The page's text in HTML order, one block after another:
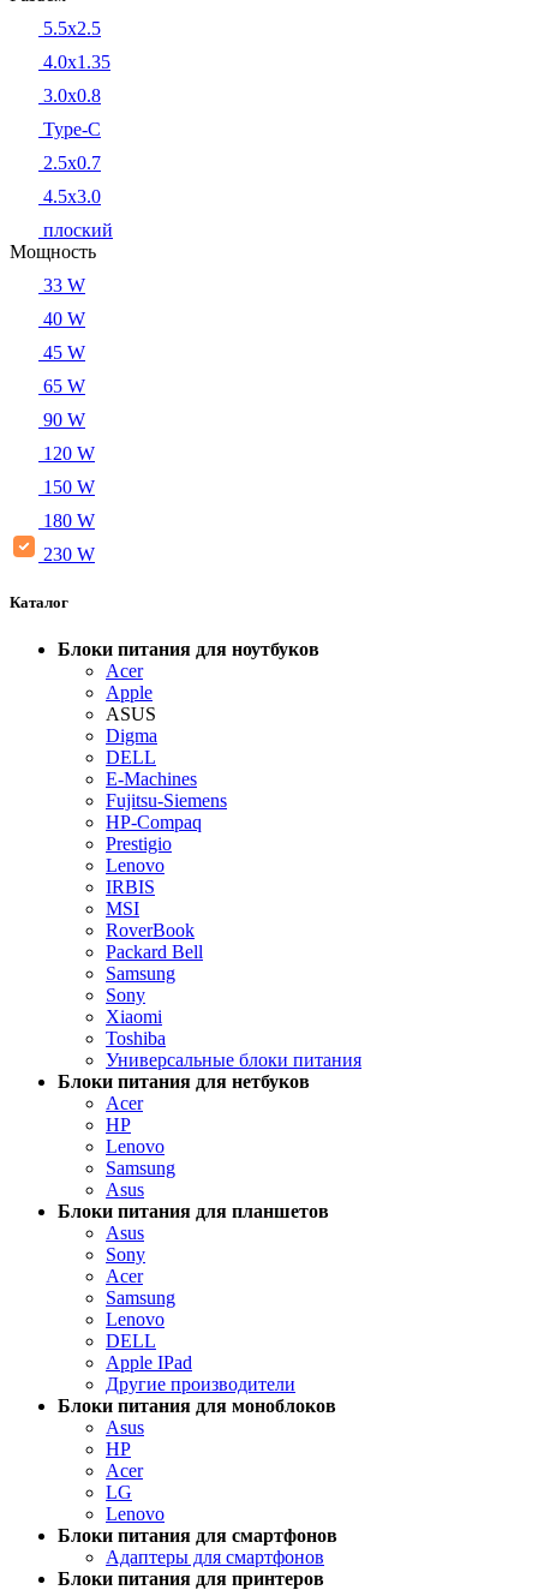
5.5x2.5
4.0x1.35
3.0x0.8
Type-C
2.5x0.7
4.5x3.0
плоский
Мощность
33 W
40 W
45 W
65 W
90 W
120 W
150 W
180 W
230 W
Каталог
Блоки питания для ноутбуков
Acer
Apple
ASUS
Digma
DELL
E-Machines
Fujitsu-Siemens
HP-Compaq
Prestigio
Lenovo
IRBIS
MSI
RoverBook
Packard Bell
Samsung
Sony
Xiaomi
Toshiba
Универсальные блоки питания
Блоки питания для нетбуков
Acer
HP
Lenovo
Samsung
Asus
Блоки питания для планшетов
Asus
Sony
Acer
Samsung
Lenovo
DELL
Apple IPad
Другие производители
Блоки питания для моноблоков
Asus
HP
Acer
LG
Lenovo
Блоки питания для смартфонов
Адаптеры для смартфонов
Блоки питания для принтеров